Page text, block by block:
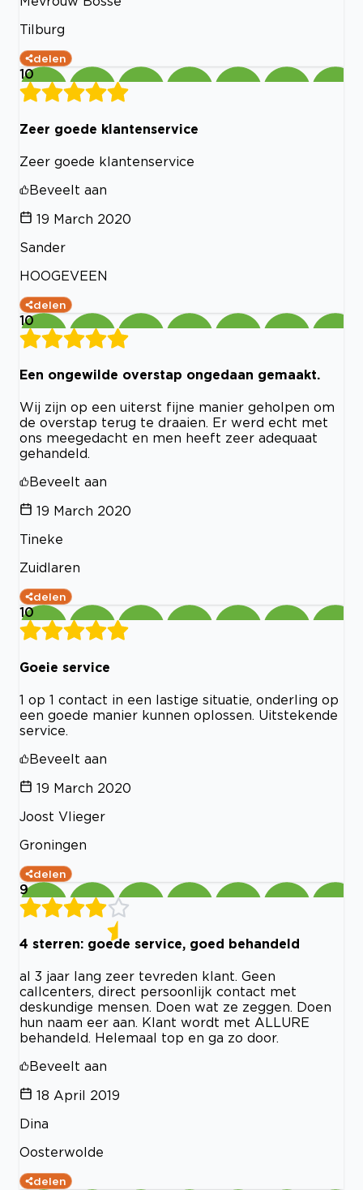
Tilburg
delen
10
Zeer goede klantenservice
Zeer goede klantenservice
Beveelt aan
19 March 2020
Sander
HOOGEVEEN
delen
10
Een ongewilde overstap ongedaan gemaakt.
Wij zijn op een uiterst fijne manier geholpen om
de overstap terug te draaien. Er werd echt met
ons meegedacht en men heeft zeer adequaat
gehandeld.
Beveelt aan
19 March 2020
Tineke
Zuidlaren
delen
10
Goeie service
1 op 1 contact in een lastige situatie, onderling op
een goede manier kunnen oplossen. Uitstekende
service.
Beveelt aan
19 March 2020
Joost Vlieger
Groningen
delen
9
4 sterren: goede service, goed behandeld
al 3 jaar lang zeer tevreden klant. Geen
callcenters, direct persoonlijk contact met
deskundige mensen. Doen wat ze zeggen. Doen
hun naam eer aan. Klant wordt met ALLURE
behandeld. Helemaal top en ga zo door.
Beveelt aan
18 April 2019
Dina
Oosterwolde
delen